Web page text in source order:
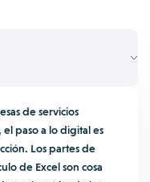
de servicios
paso a lo digital es
Los partes de
de Excel son cosa